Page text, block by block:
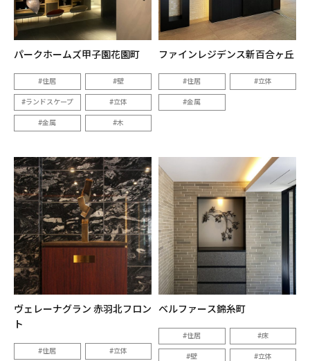
パークホームズ甲子園花園町
住居 壁
ランドスケープ 立体
金属 木
ファインレジデンス新百合ヶ丘
住居 立体
金属
ヴェレーナグラン 赤羽北フロン
ト
住居 立体
ベルファース錦糸町
住居 床
壁 立体